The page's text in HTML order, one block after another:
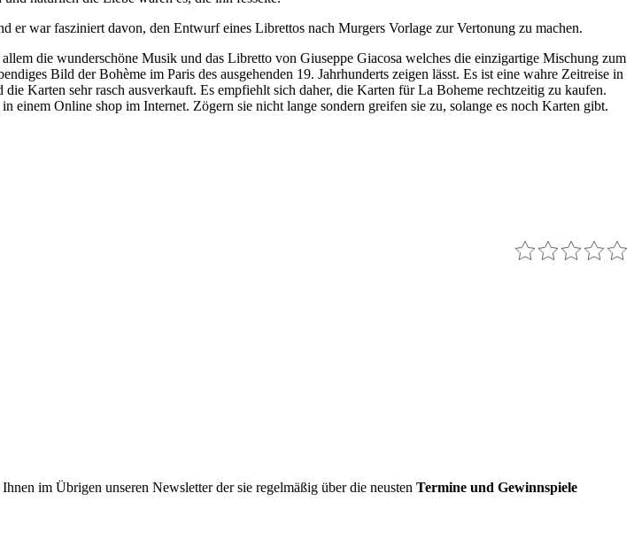
war fasziniert davon, den Entwurf eines Librettos nach Murgers Vorlage zur Vertonung zu machen.
die wunderschöne Musik und das Libretto von Giuseppe Giacosa welches die einzigartige Mischung zum
Bild der Bohème im Paris des ausgehenden 19. Jahrhunderts zeigen lässt. Es ist eine wahre Zeitreise in
Karten sehr rasch ausverkauft. Es empfiehlt sich daher, die Karten für La Boheme rechtzeitig zu kaufen.
einem Online shop im Internet. Zögern sie nicht lange sondern greifen sie zu, solange es noch Karten gibt.
im Übrigen unseren Newsletter der sie regelmäßig über die neusten Termine und Gewinnspiele